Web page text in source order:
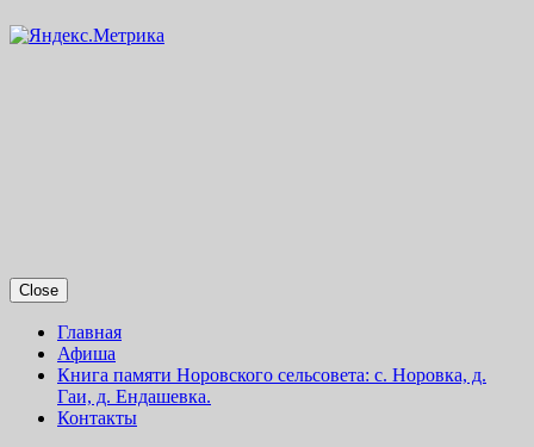
Close
Главная
Афиша
Книга памяти Норовского сельсовета: с. Норовка, д.
Гаи, д. Ендашевка.
Контакты